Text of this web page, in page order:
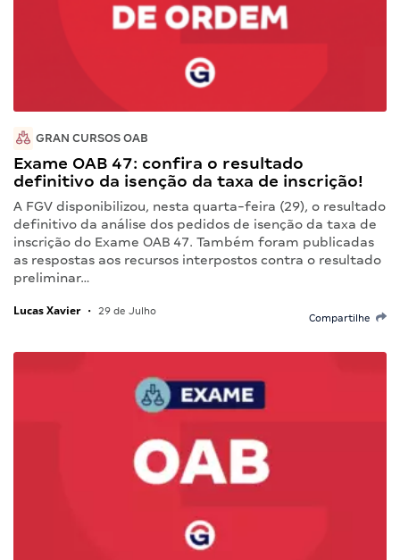
GRAN CURSOS OAB
Exame OAB 47: confira o resultado
definitivo da isenção da taxa de inscrição!
A FGV disponibilizou, nesta quarta-feira (29), o resultado
definitivo da análise dos pedidos de isenção da taxa de
inscrição do Exame OAB 47. Também foram publicadas
as respostas aos recursos interpostos contra o resultado
preliminar…
Lucas Xavier • 29 de Julho
Compartilhe